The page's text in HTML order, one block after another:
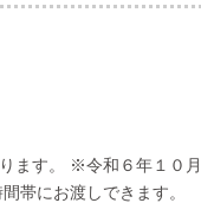
ます。 ※令和６年１０
帯にお渡しできます